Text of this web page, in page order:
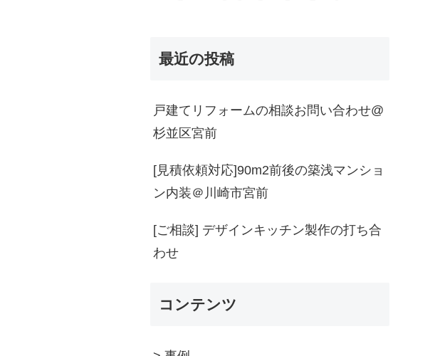
最近の投稿
戸建てリフォームの相談お問い合わせ@
杉並区宮前
[見積依頼対応]90m2前後の築浅マンショ
ン内装＠川崎市宮前
[ご相談] デザインキッチン製作の打ち合
わせ
コンテンツ